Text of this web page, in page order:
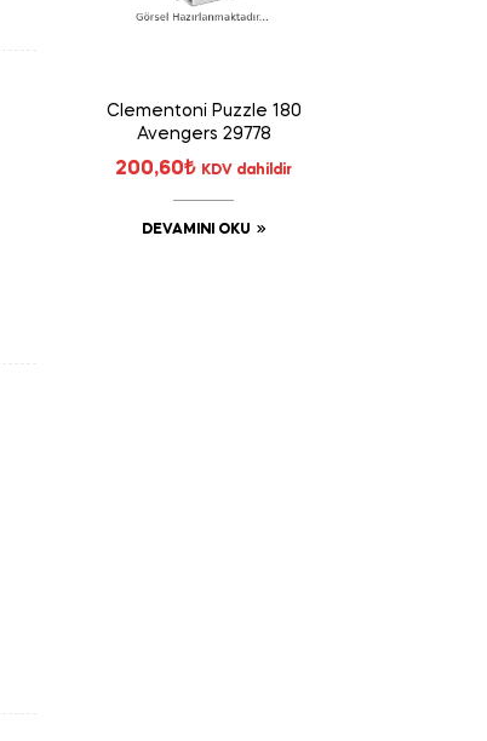
Clementoni Puzzle 180
Avengers 29778
200,60₺ KDV dahildir
DEVAMINI OKU